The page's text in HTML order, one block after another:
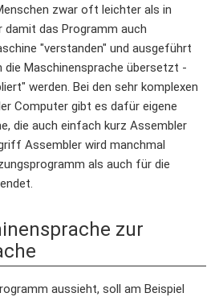
zwar oft leichter als in
damit das Programm auch
"verstanden" und ausgeführt
die Maschinensprache übersetzt -
werden. Bei den sehr komplexen
Computer gibt es dafür eigene
die auch einfach kurz Assembler
Assembler wird manchmal
als auch für die
zur
aussieht, soll am Beispiel